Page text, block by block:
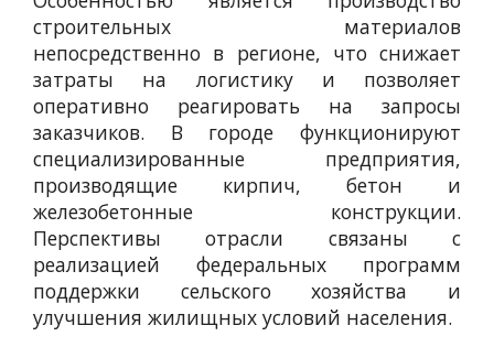
строительных материалов
непосредственно в регионе, что снижает
затраты на логистику и позволяет
оперативно реагировать на запросы
заказчиков. В городе функционируют
специализированные предприятия,
производящие кирпич, бетон и
железобетонные конструкции.
Перспективы отрасли связаны с
реализацией федеральных программ
поддержки сельского хозяйства и
улучшения жилищных условий населения.